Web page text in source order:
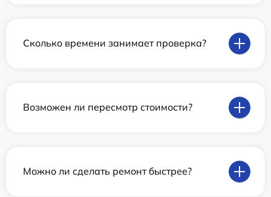
Сколько времени занимает проверка?
Возможен ли пересмотр стоимости?
Можно ли сделать ремонт быстрее?